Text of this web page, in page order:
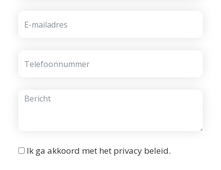
Ik ga akkoord met het privacy beleid.